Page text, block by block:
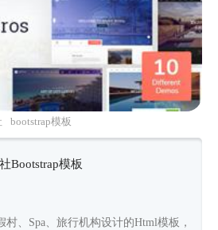
bootstrap模板
Bootstrap模板
村、Spa、旅行机构设计的Html模板，